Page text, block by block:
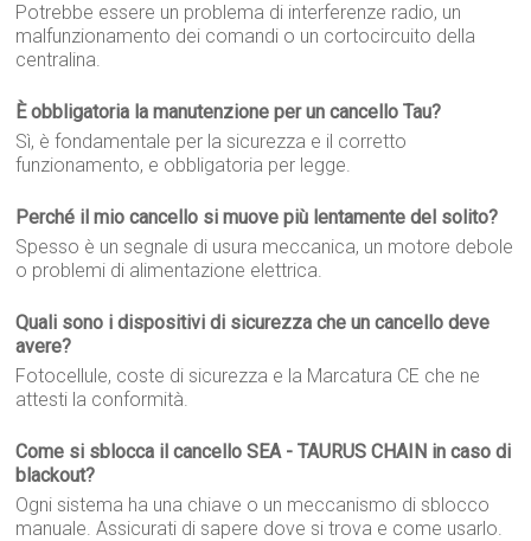
Potrebbe essere un problema di interferenze radio, un
malfunzionamento dei comandi o un cortocircuito della
centralina.
È obbligatoria la manutenzione per un cancello Tau?
Sì, è fondamentale per la sicurezza e il corretto
funzionamento, e obbligatoria per legge.
Perché il mio cancello si muove più lentamente del solito?
Spesso è un segnale di usura meccanica, un motore debole
o problemi di alimentazione elettrica.
Quali sono i dispositivi di sicurezza che un cancello deve
avere?
Fotocellule, coste di sicurezza e la Marcatura CE che ne
attesti la conformità.
Come si sblocca il cancello SEA - TAURUS CHAIN in caso di
blackout?
Ogni sistema ha una chiave o un meccanismo di sblocco
manuale. Assicurati di sapere dove si trova e come usarlo.